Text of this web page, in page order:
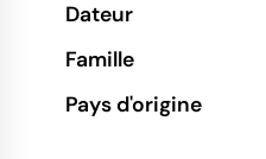
Dateur
Famille
Pays d'origine